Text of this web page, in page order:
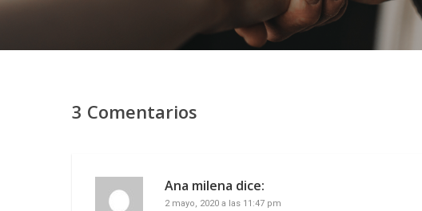
3 Comentarios
Ana milena dice:
2 mayo, 2020 a las 11:47 pm